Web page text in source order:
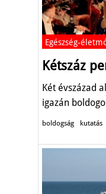
Egészség-
Kétszáz
Két évszázad
igazán
boldogság kutatás